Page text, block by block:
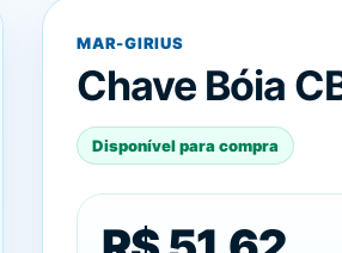
MAR-GIRIUS
Chave Bóia
Disponível para compra